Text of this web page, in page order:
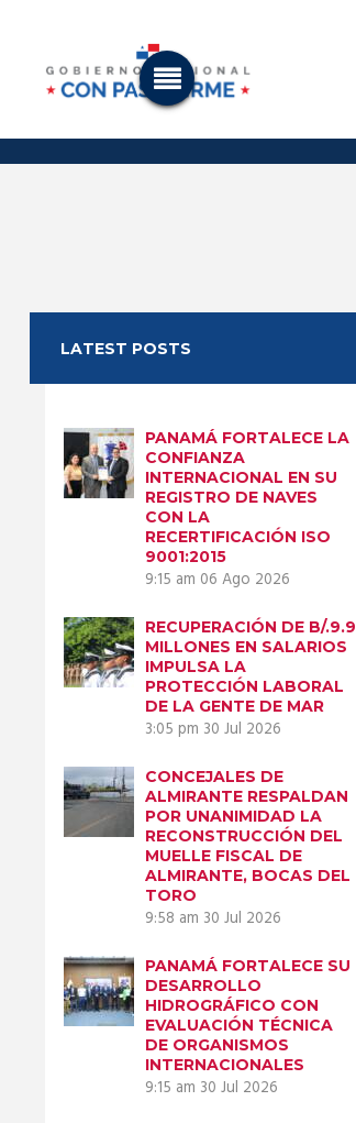
LATEST POSTS
PANAMÁ FORTALECE LA
CONFIANZA
INTERNACIONAL EN SU
REGISTRO DE NAVES
CON LA
RECERTIFICACIÓN ISO
9001:2015
9:15 am 06 Ago 2026
RECUPERACIÓN DE B/.9.9
MILLONES EN SALARIOS
IMPULSA LA
PROTECCIÓN LABORAL
DE LA GENTE DE MAR
3:05 pm 30 Jul 2026
CONCEJALES DE
ALMIRANTE RESPALDAN
POR UNANIMIDAD LA
RECONSTRUCCIÓN DEL
MUELLE FISCAL DE
ALMIRANTE, BOCAS DEL
TORO
9:58 am 30 Jul 2026
PANAMÁ FORTALECE SU
DESARROLLO
HIDROGRÁFICO CON
EVALUACIÓN TÉCNICA
DE ORGANISMOS
INTERNACIONALES
9:15 am 30 Jul 2026